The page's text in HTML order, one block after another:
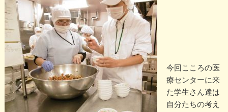
今回こころの医
療センターに来
た学生さん達は
自分たちの考え